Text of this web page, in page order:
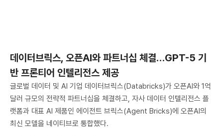
데이터브릭스, 오픈AI와 파트너십 체결…GPT-5 기
반 프론티어 인텔리전스 제공
글로벌 데이터 및 AI 기업 데이터브릭스(Databricks)가 오픈AI와 1억
달러 규모의 전략적 파트너십을 체결하고, 자사 데이터 인텔리전스 플
랫폼과 대표 AI 제품인 에이전트 브릭스(Agent Bricks)에 오픈AI의
최신 모델을 네이티브로 통합했다.